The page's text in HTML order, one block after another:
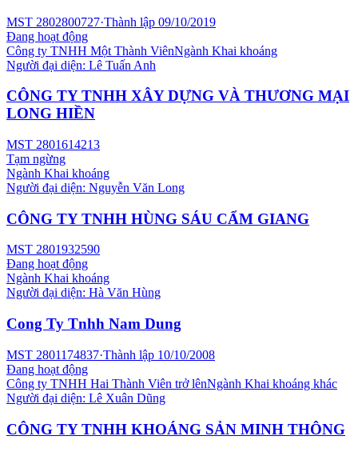
MST 2802800727·Thành lập 09/10/2019
Đang hoạt động
Công ty TNHH Một Thành ViênNgành Khai khoáng
Người đại diện: Lê Tuấn Anh
CÔNG TY TNHH XÂY DỰNG VÀ THƯƠNG MẠI
LONG HIỀN
MST 2801614213
Tạm ngừng
Ngành Khai khoáng
Người đại diện: Nguyễn Văn Long
CÔNG TY TNHH HÙNG SÁU CẨM GIANG
MST 2801932590
Đang hoạt động
Ngành Khai khoáng
Người đại diện: Hà Văn Hùng
Cong Ty Tnhh Nam Dung
MST 2801174837·Thành lập 10/10/2008
Đang hoạt động
Công ty TNHH Hai Thành Viên trở lênNgành Khai khoáng khác
Người đại diện: Lê Xuân Dũng
CÔNG TY TNHH KHOÁNG SẢN MINH THÔNG